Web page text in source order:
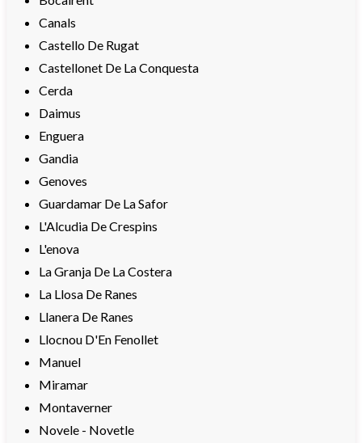
Canals
Castello De Rugat
Castellonet De La Conquesta
Cerda
Daimus
Enguera
Gandia
Genoves
Guardamar De La Safor
L'Alcudia De Crespins
L'enova
La Granja De La Costera
La Llosa De Ranes
Llanera De Ranes
Llocnou D'En Fenollet
Manuel
Miramar
Montaverner
Novele - Novetle